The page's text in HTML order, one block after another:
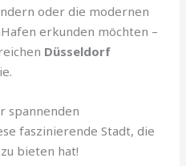
oder die modernen
erkunden möchten –
Düsseldorf
spannenden
faszinierende Stadt, die
bieten hat!